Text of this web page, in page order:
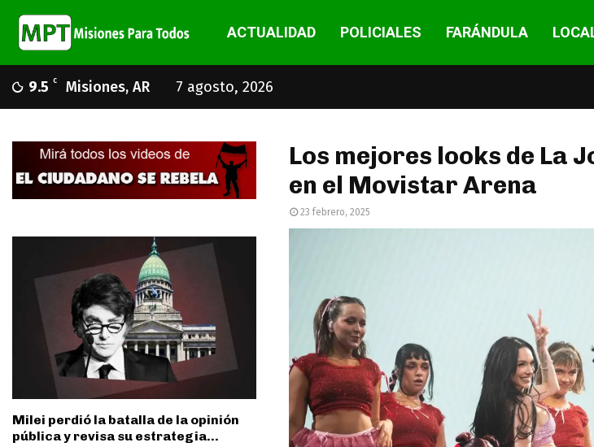
ACTUALIDAD POLICIALES FARÁNDULA
9.5 C Misiones, AR 7 agosto, 2026
Los mejores looks de La
en el Movistar Arena
23 febrero, 2025
Milei perdió la batalla de la opinión
pública y revisa su estrategia...